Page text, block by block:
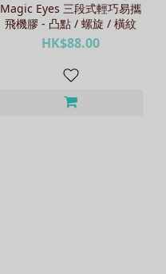
Magic Eyes 三段式輕巧易攜
飛機膠 - 凸點 / 螺旋 / 橫紋
HK$88.00